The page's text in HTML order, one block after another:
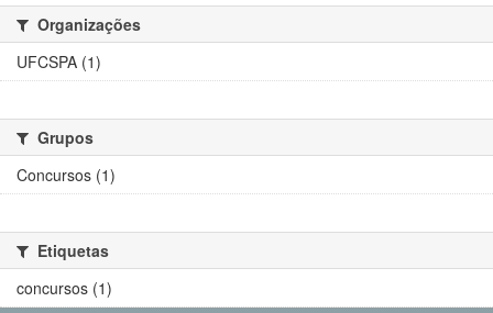
Organizações
UFCSPA (1)
Grupos
Concursos (1)
Etiquetas
concursos (1)